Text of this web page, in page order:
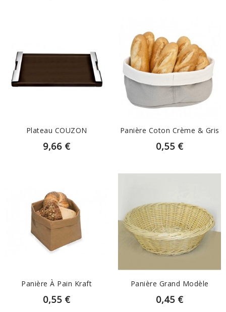
EN SAVOIR PLUS
Plateau COUZON
9,66 €
EN SAVOIR PLUS
Panière Coton Crème & Gris
0,55 €
EN SAVOIR PLUS
Panière À Pain Kraft
0,55 €
EN SAVOIR PLUS
Panière Grand Modèle
0,45 €